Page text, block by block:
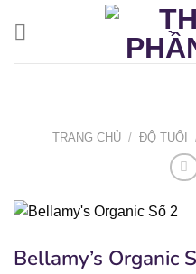
TRANG CHỦ / ĐỘ TUỔI
Bellamy’s Organic